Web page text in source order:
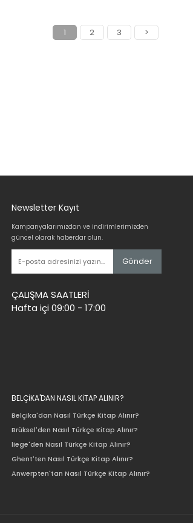
1 2 3 >
Newsletter Kayıt
Kampanyalarımızdan ve indirimlerimizden
güncel olarak haberdar olun.
Gönder
ÇALIŞMA SAATLERİ
Hafta içi 09:00 - 17:00
BELÇİKA'DAN NASIL KİTAP ALINIR?
Belçika'dan Nasıl Türkçe Kitap Alınır?
Brüksel'den Nasıl Türkçe Kitap Alınır?
liege'den Nasıl Türkçe Kitap Alınır?
Ghent'ten Nasıl Türkçe Kitap Alınır?
Anwerpten'tan Nasıl Türkçe Kitap Alınır?